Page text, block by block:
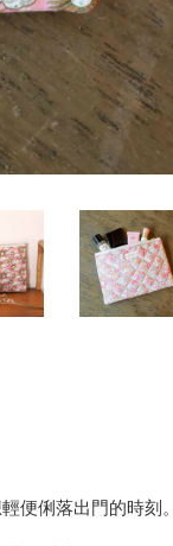
便俐落出門的時刻。